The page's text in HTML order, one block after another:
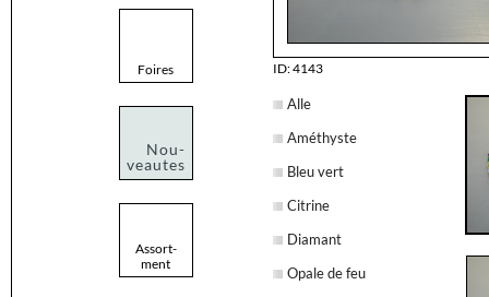
Foires
Nou-
veautes
Assort-
ment
ID: 4143
Alle
Améthyste
Bleu vert
Citrine
Diamant
Opale de feu